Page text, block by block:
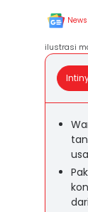
News
ilustrasi